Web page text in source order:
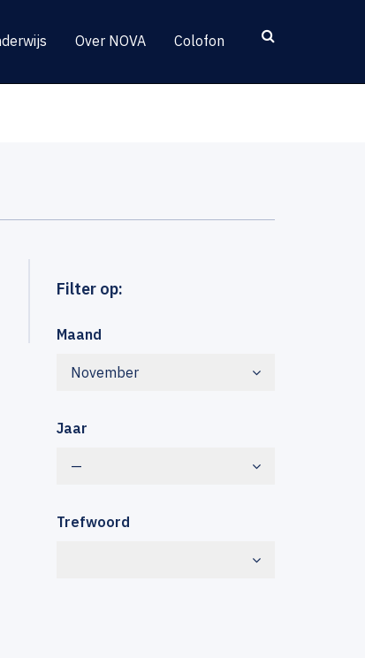
Over NOVA Colofon
Filter op:
Maand
November
Jaar
—
Trefwoord